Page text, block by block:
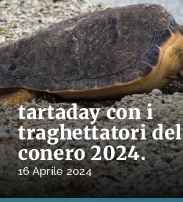
tartaday con i
traghettatori del
conero 2024.
16 Aprile 2024